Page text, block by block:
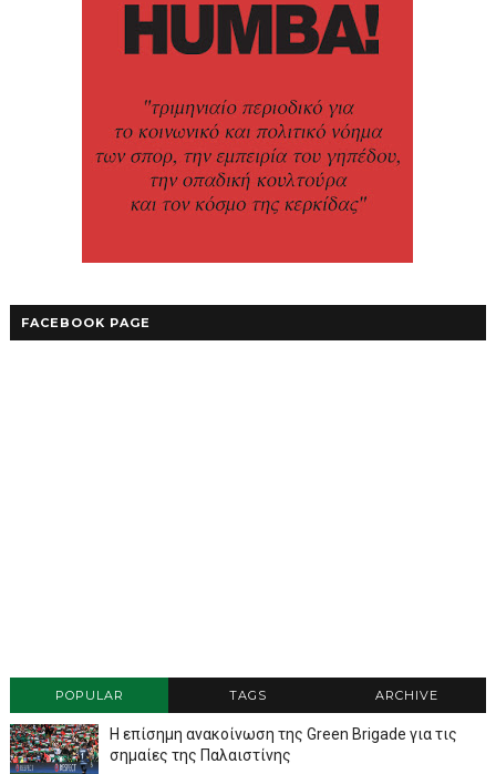
FACEBOOK PAGE
POPULAR TAGS ARCHIVE
Η επίσημη ανακοίνωση της Green Brigade για τις
σημαίες της Παλαιστίνης